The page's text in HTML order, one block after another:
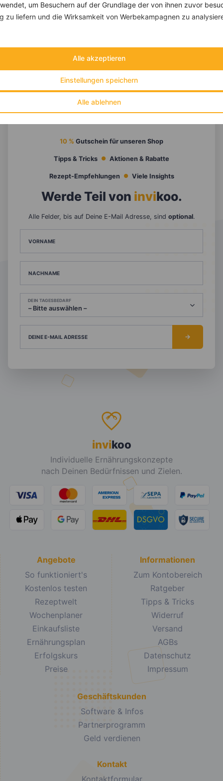
um Besuchern auf der Grundlage der von ihnen zuvor
zu liefern und die Wirksamkeit von Werbekampagnen zu
Alle ablehnen
Einstellungen speichern
Alle akzeptieren
10 % Gutschein für unseren Shop
Tipps & Tricks Aktionen & Rabatte
Rezept-Empfehlungen Viele Insights
Werde Teil von invikoo.
Alle Felder, bis auf Deine E-Mail Adresse, sind optional.
VORNAME
NACHNAME
DEIN TAGESBEDARF
DEINE E-MAIL ADRESSE
invikoo
Individuelle Ernährungskonzepte
nach Deinen Bedürfnissen und Zielen.
Angebote
So funktioniert's
Kostenlos testen
Rezeptwelt
Wochenplaner
Einkaufsliste
Ernährungsplan
Erfolgskurs
Preise
Informationen
Zum Kontobereich
Ratgeber
Tipps & Tricks
Widerruf
Versand
AGBs
Datenschutz
Impressum
Geschäftskunden
Software & Infos
Partnerprogramm
Geld verdienen
Kontakt
Kontaktformular